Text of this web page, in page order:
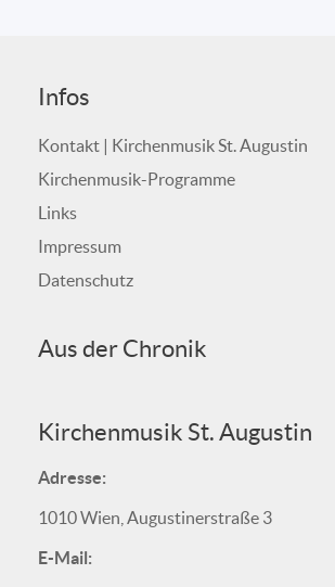
Infos
Kontakt | Kirchenmusik St. Augustin
Kirchenmusik-Programme
Links
Impressum
Datenschutz
Aus der Chronik
Kirchenmusik St. Augustin
Adresse:
1010 Wien, Augustinerstraße 3
E-Mail: